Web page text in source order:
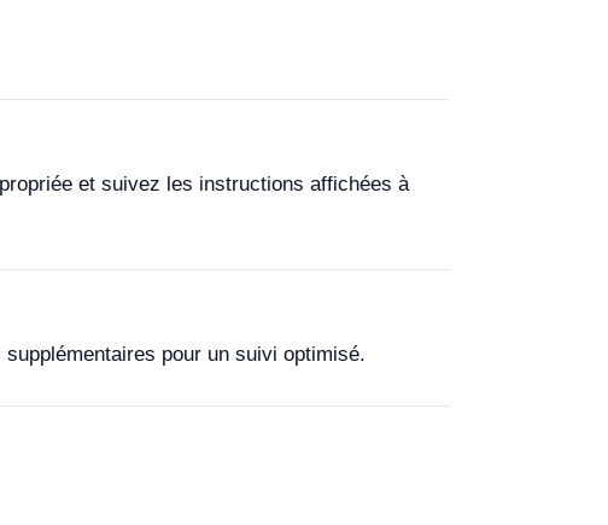
et suivez les instructions affichées à
pour un suivi optimisé.